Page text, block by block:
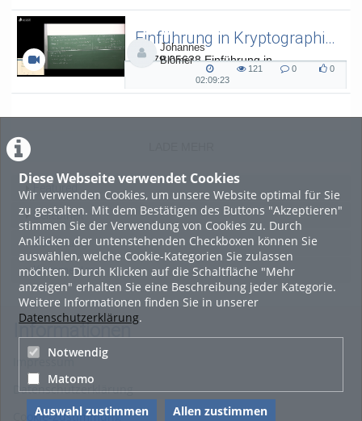
Diese Webseite verwendet Cookies
Wir verwenden Cookies, um unsere Website optimal für Sie
zu gestalten. Mit dem Bestätigen des Buttons "Akzeptieren"
stimmen Sie der Verwendung von Cookies zu. Durch
Anklicken der untenstehenden Checkboxen können Sie
auswählen, welche Cookie-Kategorien Sie zulassen
möchten. Durch Klicken auf die Schaltfläche "Mehr
anzeigen" erhalten Sie eine Beschreibung jeder Kategorie.
Weitere Informationen finden Sie in unserer
Datenschutzerklärung.
Notwendig
Matomo
Auswahl zustimmen Allen zustimmen
Einführung in Kryptographie (in English) 15
L.079.05638 Einführung in
Kryptographie (in English) - SoSe 26
Johannes
Blömer
02:09:23
02:09:23
121
views
0
Kommentare
0
likes
Beliebtheit
Bewertung
Kommentare
Informationen
Impressum
Datenschutzerklärung
Cookie-Zustimmung